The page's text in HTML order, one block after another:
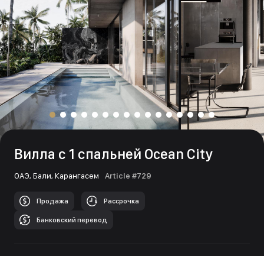
Вилла с 1 спальней Ocean City
ОАЭ, Бали, Карангасем Article #729
Продажа Рассрочка
Банковский перевод